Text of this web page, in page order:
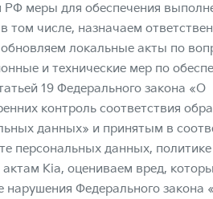
меры для обеспечения
числе, назначаем
локальные акты по
и технические мер по
19 Федерального закона «О
контроль соответствия
данных» и принятым в
персональных данных, политике
Kia, оцениваем вред,
Федерального закона